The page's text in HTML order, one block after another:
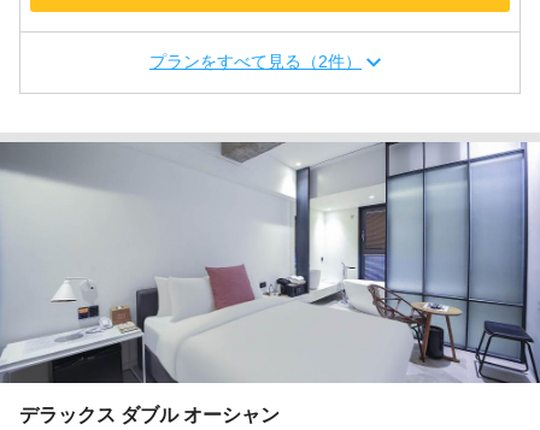
プランをすべて見る（2件）
デラックス ダブル オーシャン